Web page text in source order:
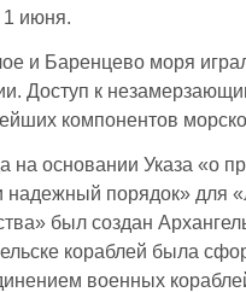
июня.
и Баренцево моря
Доступ к
компонентов
на основании Указа «о
порядок» для
был создан
кораблей была
военных